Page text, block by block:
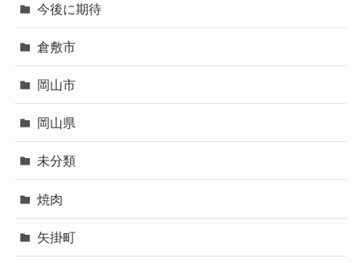
今後に期待
倉敷市
岡山市
岡山県
未分類
焼肉
矢掛町